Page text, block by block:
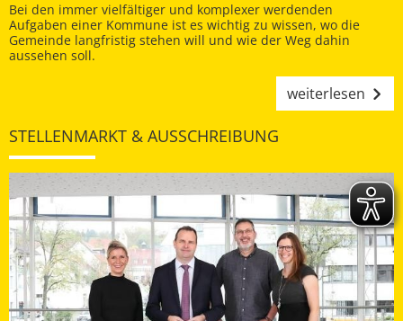
Bei den immer vielfältiger und komplexer werdenden
Aufgaben einer Kommune ist es wichtig zu wissen, wo die
Gemeinde langfristig stehen will und wie der Weg dahin
aussehen soll.
weiterlesen
STELLENMARKT & AUSSCHREIBUNG